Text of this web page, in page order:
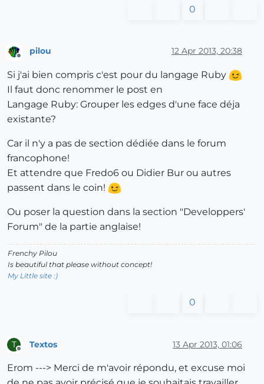
0
pilou 12 Apr 2013, 20:38
Si j'ai bien compris c'est pour du langage Ruby
Il faut donc renommer le post en
Langage Ruby: Grouper les edges d'une face déja
existante?
Car il n'y a pas de section dédiée dans le forum
francophone!
Et attendre que Fredo6 ou Didier Bur ou autres
passent dans le coin!
Ou poser la question dans la section "Developpers'
Forum" de la partie anglaise!
Frenchy Pilou
Is beautiful that please without concept!
My Little site :)
0
T Textos 13 Apr 2013, 01:06
Erom ---> Merci de m'avoir répondu, et excuse moi